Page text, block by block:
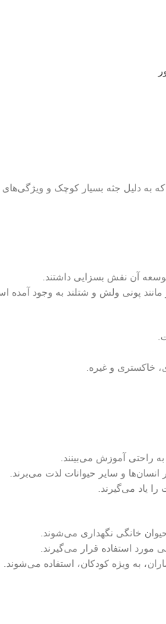
به دلیل جثه بسیار کوچک و
آن نقش بسزایی داشتند.
مانند پونی ولش و شتلند به وجود آمده
خاکستری و غیره.
راحتی آموزش می‌بینند.
انسان‌ها و سایر حیوانات لذت می‌برند.
یاد می‌گیرند.
خانگی نگهداری می‌شوند.
استفاده قرار می‌گیرند.
به ویژه کودکان، استفاده می‌شوند.